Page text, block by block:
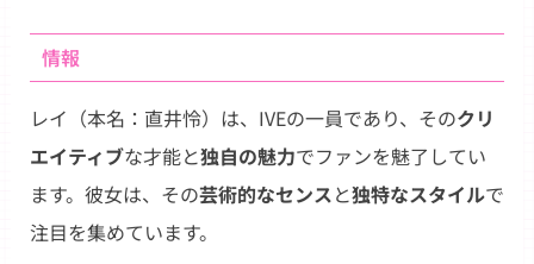
情報
レイ（本名：直井怜）は、IVEの一員であり、そのクリ
エイティブな才能と独自の魅力でファンを魅了してい
ます。彼女は、その芸術的なセンスと独特なスタイルで
注目を集めています。